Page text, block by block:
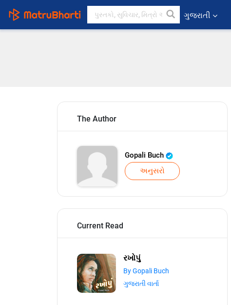
ગુજરાતી
The Author
Gopali Buch
અનુસરો
Current Read
રખોપું
By Gopali Buch
ગુજરાતી વાર્તા